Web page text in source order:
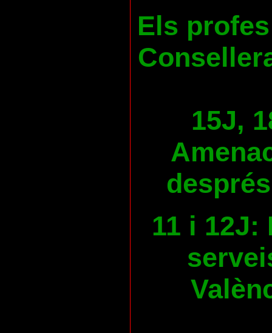
Els
15J,
11 i 12J: